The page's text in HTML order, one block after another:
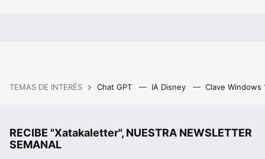
TEMAS DE INTERÉS Chat GPT IA Disney Clave Windows
RECIBE "Xatakaletter", NUESTRA NEWSLETTER
SEMANAL